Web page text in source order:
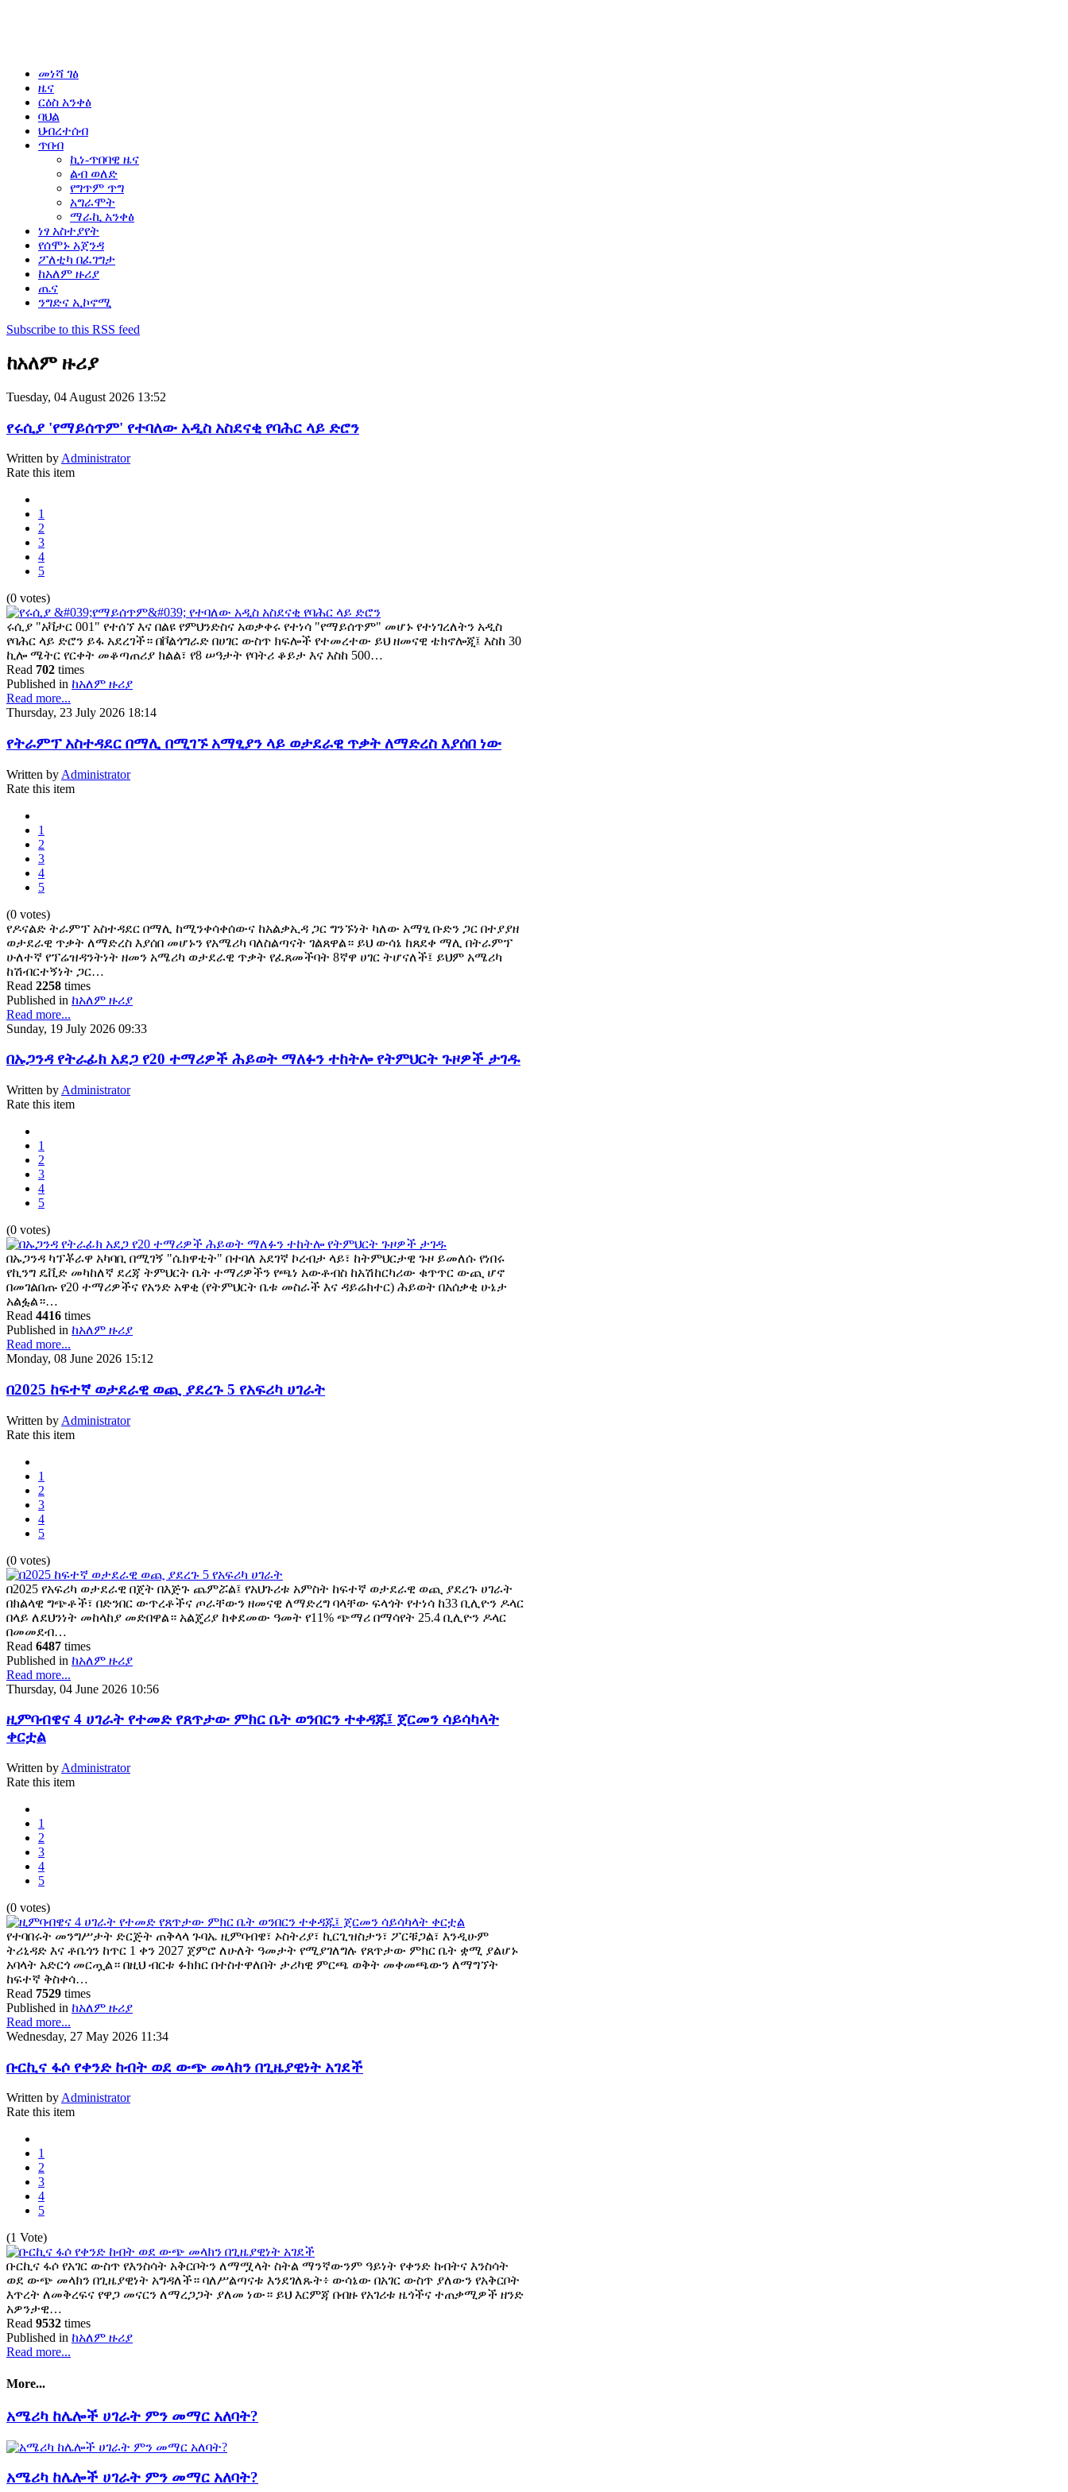
መነሻ ገፅ
ዜና
ርዕስ አንቀፅ
ባህል
ህብረተሰብ
ጥበብ
ኪነ-ጥበባዊ ዜና
ልብ ወለድ
የግጥም ጥግ
አግራሞት
ማራኪ አንቀፅ
ነፃ አስተያየት
የሰሞኑ አጀንዳ
ፖለቲካ በፈገግታ
ከአለም ዙሪያ
ጤና
ንግድና ኢኮኖሚ
Subscribe to this RSS feed
ከአለም ዙሪያ
Tuesday, 04 August 2026 13:52
የሩሲያ 'የማይሰጥም' የተባለው አዲስ አስደናቂ የባሕር ላይ ድሮን
Written by Administrator
Rate this item
1
2
3
4
5
(0 votes)
ሩሲያ "አቫታር 001" የተሰኘ እና በልዩ የምህንድስና አወቃቀሩ የተነሳ "የማይሰጥም" መሆኑ የተነገረለትን አዲስ
የባሕር ላይ ድሮን ይፋ አደረገች። በቮልጎግራድ በሀገር ውስጥ ክፍሎች የተመረተው ይህ ዘመናዊ ቴክኖሎጂ፤ እስከ 30
ኪሎ ሜትር የርቀት መቆጣጠሪያ ክልል፣ የ8 ሠዓታት የባትሪ ቆይታ እና እስከ 500…
Read 702 times
Published in ከአለም ዙሪያ
Read more...
Thursday, 23 July 2026 18:14
የትራምፕ አስተዳደር በማሊ በሚገኙ አማፂያን ላይ ወታደራዊ ጥቃት ለማድረስ እያሰበ ነው
Written by Administrator
Rate this item
1
2
3
4
5
(0 votes)
የዶናልድ ትራምፕ አስተዳደር በማሊ ከሚንቀሳቀሰውና ከአልቃኢዳ ጋር ግንኙነት ካለው አማፂ ቡድን ጋር በተያያዘ
ወታደራዊ ጥቃት ለማድረስ እያሰበ መሆኑን የአሜሪካ ባለስልጣናት ገልጸዋል። ይህ ውሳኔ ከጸደቀ ማሊ በትራምፕ
ሁለተኛ የፕሬዝዳንትነት ዘመን አሜሪካ ወታደራዊ ጥቃት የፈጸመችባት 8ኛዋ ሀገር ትሆናለች፤ ይህም አሜሪካ
ከሽብርተኝነት ጋር…
Read 2258 times
Published in ከአለም ዙሪያ
Read more...
Sunday, 19 July 2026 09:33
በኡጋንዳ የትራፊክ አደጋ የ20 ተማሪዎች ሕይወት ማለፉን ተከትሎ የትምህርት ጉዞዎች ታገዱ
Written by Administrator
Rate this item
1
2
3
4
5
(0 votes)
በኡጋንዳ ካፕቾራዋ አካባቢ በሚገኝ "ሴክዋቲት" በተባለ አደገኛ ኮረብታ ላይ፣ ከትምህርታዊ ጉዞ ይመለሱ የነበሩ
የኪንግ ዴቪድ መካከለኛ ደረጃ ትምህርት ቤት ተማሪዎችን የጫነ አውቶብስ ከአሽከርካሪው ቁጥጥር ውጪ ሆኖ
በመገልበጡ የ20 ተማሪዎችና የአንድ አዋቂ (የትምህርት ቤቱ መስራች እና ዳይሬክተር) ሕይወት በአሰቃቂ ሁኔታ
አልፏል።…
Read 4416 times
Published in ከአለም ዙሪያ
Read more...
Monday, 08 June 2026 15:12
በ2025 ከፍተኛ ወታደራዊ ወጪ ያደረጉ 5 የአፍሪካ ሀገራት
Written by Administrator
Rate this item
1
2
3
4
5
(0 votes)
በ2025 የአፍሪካ ወታደራዊ በጀት በእጅጉ ጨምሯል፤ የአህጉሪቱ አምስት ከፍተኛ ወታደራዊ ወጪ ያደረጉ ሀገራት
በክልላዊ ግጭቶች፣ በድንበር ውጥረቶችና ጦራቸውን ዘመናዊ ለማድረግ ባላቸው ፍላጎት የተነሳ ከ33 ቢሊዮን ዶላር
በላይ ለደህንነት መከላከያ መድበዋል። አልጄሪያ ከቀደመው ዓመት የ11% ጭማሪ በማሳየት 25.4 ቢሊዮን ዶላር
በመመደብ…
Read 6487 times
Published in ከአለም ዙሪያ
Read more...
Thursday, 04 June 2026 10:56
ዚምባብዌና 4 ሀገራት የተመድ የጸጥታው ምክር ቤት ወንበርን ተቀዳጁ፤ ጀርመን ሳይሳካላት
ቀርቷል
Written by Administrator
Rate this item
1
2
3
4
5
(0 votes)
የተባበሩት መንግሥታት ድርጅት ጠቅላላ ጉባኤ ዚምባብዌ፣ ኦስትሪያ፣ ኪርጊዝስታን፣ ፖርቹጋል፣ እንዲሁም
ትሪኒዳድ እና ቶቤጎን ከጥር 1 ቀን 2027 ጀምሮ ለሁለት ዓመታት የሚያገለግሉ የጸጥታው ምክር ቤት ቋሚ ያልሆኑ
አባላት አድርጎ መርጧል። በዚህ ብርቱ ፉክክር በተስተዋለበት ታሪካዊ ምርጫ ወቅት መቀመጫውን ለማግኘት
ከፍተኛ ቅስቀሳ…
Read 7529 times
Published in ከአለም ዙሪያ
Read more...
Wednesday, 27 May 2026 11:34
ቡርኪና ፋሶ የቀንድ ከብት ወደ ውጭ መላክን በጊዜያዊነት አገደች
Written byAdministrator
Rate this item
1
2
3
4
5
(1 Vote)
ቡርኪና ፋሶ የአገር ውስጥ የእንስሳት አቅርቦትን ለማሟላት ስትል ማንኛውንም ዓይነት የቀንድ ከብትና እንስሳት
ወደ ውጭ መላክን በጊዜያዊነት አግዳለች። ባለሥልጣናቱ እንደገለጹት፥ ውሳኔው በአገር ውስጥ ያለውን የአቅርቦት
እጥረት ለመቅረፍና የዋጋ መናርን ለማረጋጋት ያለመ ነው። ይህ እርምጃ በብዙ የአገሪቱ ዜጎችና ተጠቃሚዎች ዘንድ
አዎንታዊ…
Read 9532 times
Published in ከአለም ዙሪያ
Read more...
More...
አሜሪካ ከሌሎች ሀገራት ምን መማር አለባት?
አሜሪካ ከሌሎች ሀገራት ምን መማር አለባት?